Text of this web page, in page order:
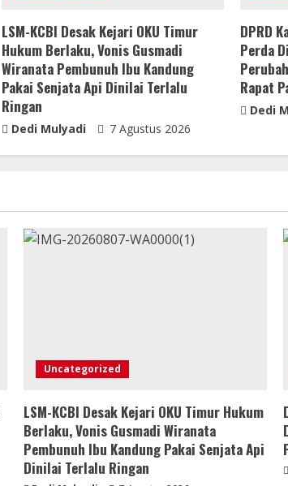
LSM-KCBI Desak Kejari OKU Timur
Hukum Berlaku, Vonis Gusmadi
Wiranata Pembunuh Ibu Kandung
Pakai Senjata Api Dinilai Terlalu
Ringan
Dedi Mulyadi 7 Agustus 2026
DPRD
Perda
Rapat
Dedi
Uncategorized
LSM-KCBI Desak Kejari OKU Timur Hukum
Berlaku, Vonis Gusmadi Wiranata
Pembunuh Ibu Kandung Pakai Senjata Api
Dinilai Terlalu Ringan